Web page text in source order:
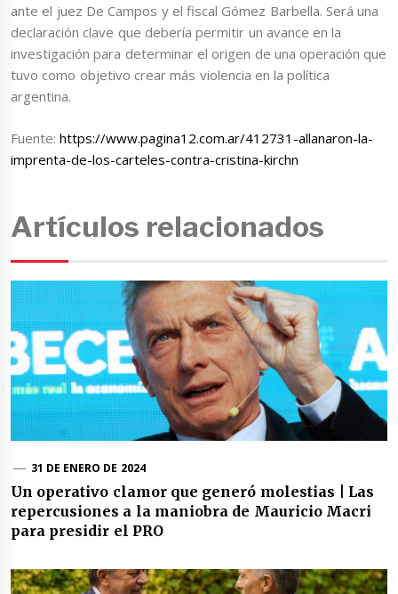
ante el juez De Campos y el fiscal Gómez Barbella. Será una
declaración clave que debería permitir un avance en la
investigación para determinar el origen de una operación que
tuvo como objetivo crear más violencia en la política
argentina.
Fuente:https://www.pagina12.com.ar/412731-allanaron-la-
imprenta-de-los-carteles-contra-cristina-kirchn
Artículos relacionados
31 DE ENERO DE 2024
Un operativo clamor que generó molestias | Las
repercusiones a la maniobra de Mauricio Macri
para presidir el PRO